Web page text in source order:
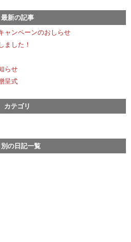
最新の記事
ャンペーンのおしらせ
ました！
らせ
呈式
カテゴリ
別の日記一覧